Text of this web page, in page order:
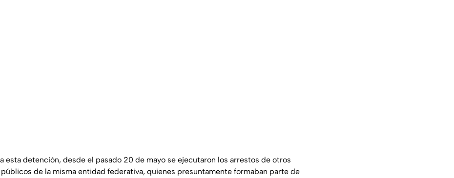
esta detención, desde el pasado 20 de mayo se ejecutaron los arrestos de otros
de la misma entidad federativa, quienes presuntamente formaban parte de